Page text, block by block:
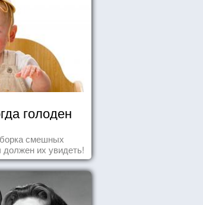
голоден
смешных
должен их увидеть!